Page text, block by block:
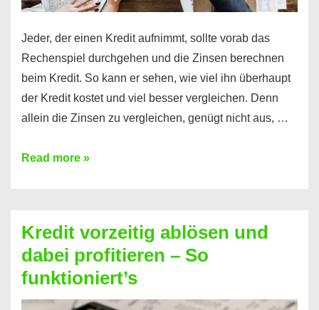
Jeder, der einen Kredit aufnimmt, sollte vorab das
Rechenspiel durchgehen und die Zinsen berechnen
beim Kredit. So kann er sehen, wie viel ihn überhaupt
der Kredit kostet und viel besser vergleichen. Denn
allein die Zinsen zu vergleichen, genügt nicht aus, …
Ganz
Kredit
berechnen
–
Mit
Read more »
Kredit vorzeitig ablösen und
dabei profitieren – So
funktioniert’s